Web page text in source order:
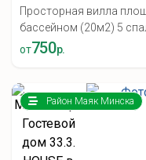
Просторная вилла
бассейном (20м2) 5
от750р.
Район Маяк Минска